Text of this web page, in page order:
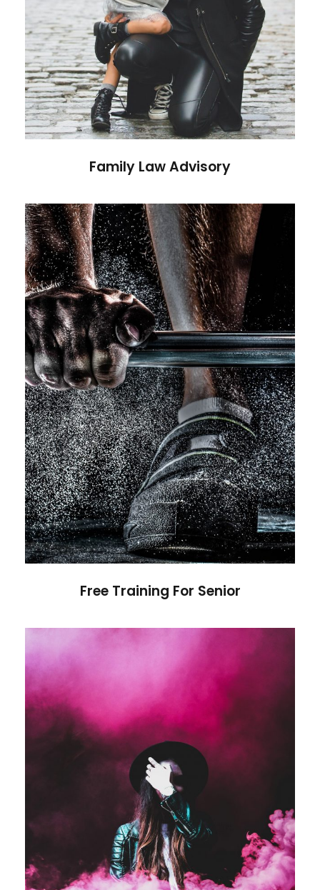
Family Law Advisory
Free Training For Senior